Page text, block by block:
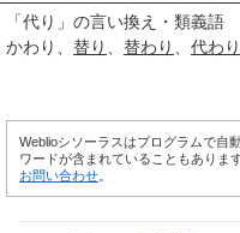
「代り 」の言い換え・類義語
かわり
替り 替わり 代わり
Weblioシソーラスはプログラムで自
ワードが含まれていることもありま
お問い合わせ